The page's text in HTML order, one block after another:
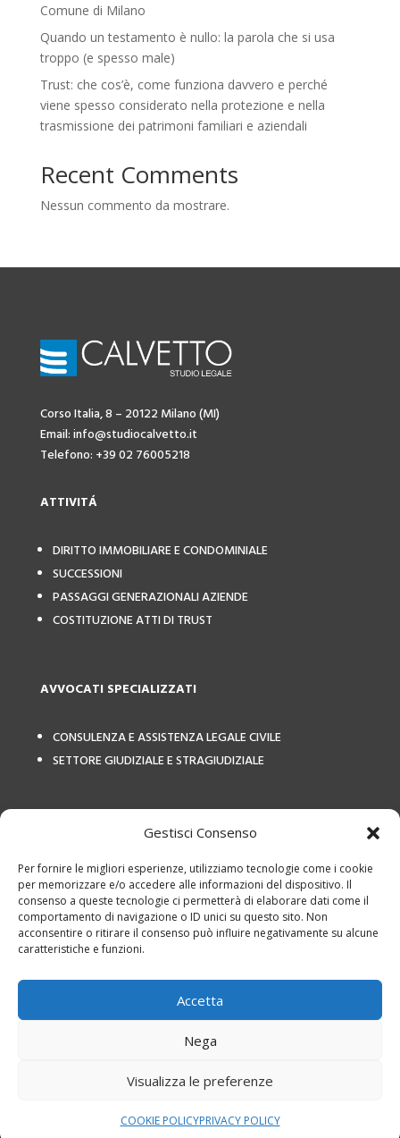
Gestisci Consenso
Per fornire le migliori esperienze, utilizziamo tecnologie come i cookie
per memorizzare e/o accedere alle informazioni del dispositivo. Il
consenso a queste tecnologie ci permetterà di elaborare dati come il
comportamento di navigazione o ID unici su questo sito. Non
acconsentire o ritirare il consenso può influire negativamente su alcune
caratteristiche e funzioni.
Accetta
Nega
Visualizza le preferenze
COOKIE POLICYPRIVACY POLICY
Comune di Milano
Quando un testamento è nullo: la parola che si usa
troppo (e spesso male)
Trust: che cos’è, come funziona davvero e perché
viene spesso considerato nella protezione e nella
trasmissione dei patrimoni familiari e aziendali
Recent Comments
Nessun commento da mostrare.
Corso Italia, 8 – 20122 Milano (MI)
Email: info@studiocalvetto.it
Telefono: +39 02 76005218
ATTIVITÁ
DIRITTO IMMOBILIARE E CONDOMINIALE
SUCCESSIONI
PASSAGGI GENERAZIONALI AZIENDE
COSTITUZIONE ATTI DI TRUST
AVVOCATI SPECIALIZZATI
CONSULENZA E ASSISTENZA LEGALE CIVILE
SETTORE GIUDIZIALE E STRAGIUDIZIALE
COLLEGAMENTI ESTERNI
utilizzo| Cookies
Calvetto – P.IVA: 12798460155
Studio Legale Avv Calvetto – P.IVA: 12798460155 è responsabile per i
dati e la privacy e cookie policy di questo sito web